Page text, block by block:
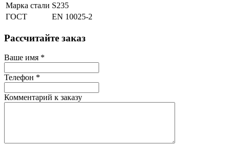
Марка стали S235
ГОСТ
EN 10025-2
Рассчитайте заказ
Ваше имя *
Телефон *
Комментарий к заказу